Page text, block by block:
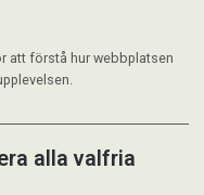
att förstå hur webbplatsen
alla valfria